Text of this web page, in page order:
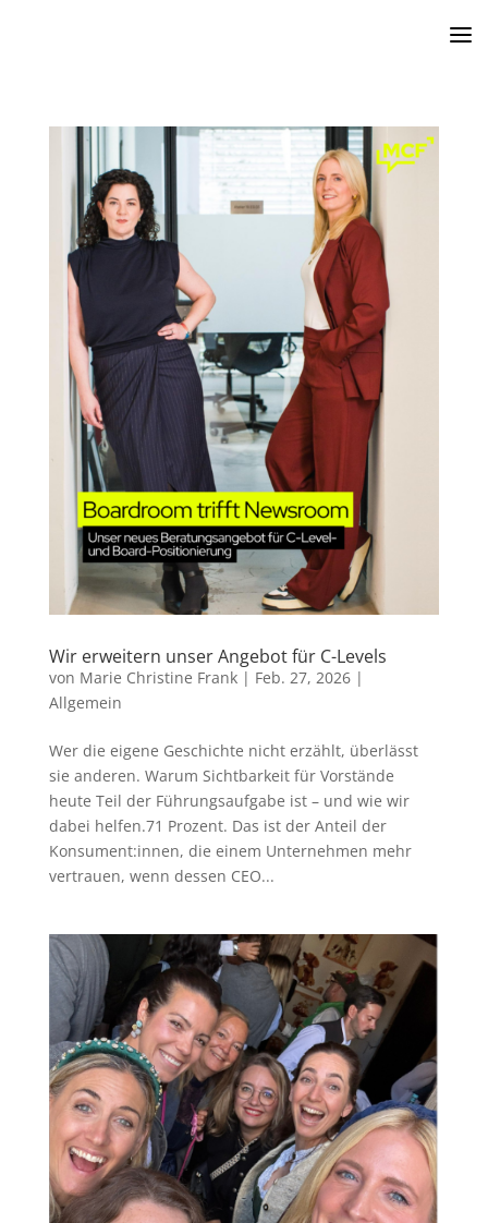
Wir erweitern unser Angebot für C-Levels
von Marie Christine Frank| Feb. 27, 2026|
Allgemein
Wer die eigene Geschichte nicht erzählt, überlässt
sie anderen. Warum Sichtbarkeit für Vorstände
heute Teil der Führungsaufgabe ist – und wie wir
dabei helfen.71 Prozent. Das ist der Anteil der
Konsument:innen, die einem Unternehmen mehr
vertrauen, wenn dessen CEO...